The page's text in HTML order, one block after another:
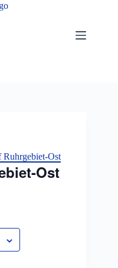
Ruhrgebiet-Ost
Ost